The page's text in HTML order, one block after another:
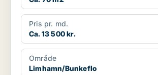
Pris pr. md.
Ca. 13 500 kr.
Område
Limhamn/Bunkeflo